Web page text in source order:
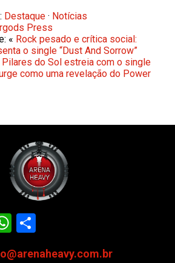
Destaque · Notícias
Press
« Rock pesado e crítica social:
o single “Dust And Sorrow”
Pilares do Sol estreia com o single
como uma revelação do Power
WhatsApp